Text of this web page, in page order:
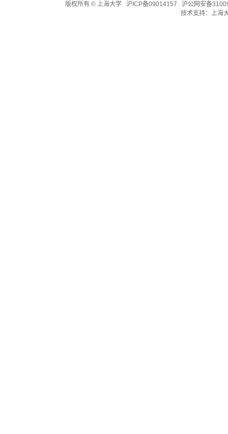
版权所有 ©上海大学 沪ICP备09014157
沪公网安备
技术支持： 上海